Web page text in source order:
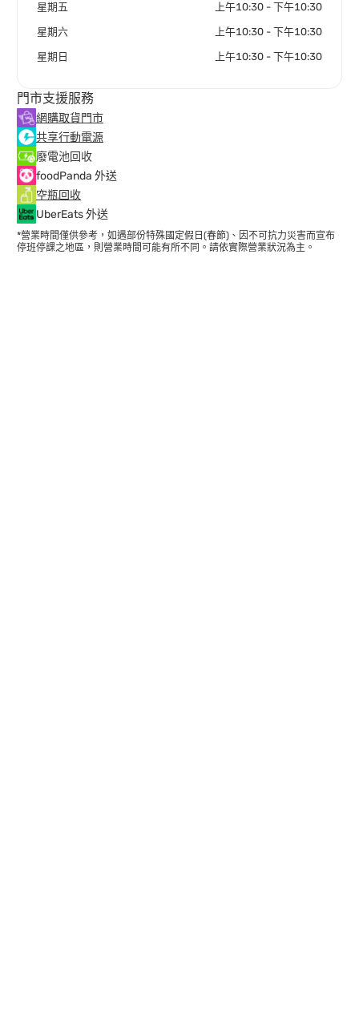
星期五 上午10:30 - 下午10:30
星期六 上午10:30 - 下午10:30
星期日 上午10:30 - 下午10:30
門市支援服務
網購取貨門市
共享行動電源
廢電池回收
foodPanda 外送
空瓶回收
UberEats 外送
*營業時間僅供參考，如遇部份特殊國定假日(春節)、因不可抗力災害而宣布
停班停課之地區，則營業時間可能有所不同。請依實際營業狀況為主。